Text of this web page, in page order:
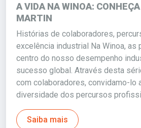
A VIDA NA WINOA:
MARTIN
Histórias de colaboradores,
excelência industrial Na Winoa, as
centro do nosso desempenho
sucesso global. Através desta
com colaboradores, convidamo-lo
diversidade dos percursos
Saiba mais